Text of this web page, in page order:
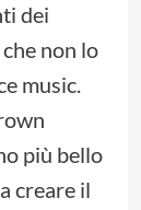
dei
non lo
music.
più bello
creare il